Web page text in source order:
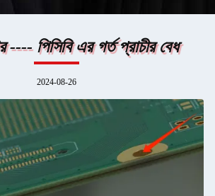
---- পিসিবি এর গর্ত প্রাচীর বেধ
2024-08-26